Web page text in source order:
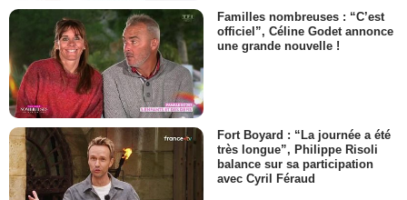
Familles nombreuses : “C’est
officiel”, Céline Godet annonce
une grande nouvelle !
Fort Boyard : “La journée a été
très longue”, Philippe Risoli
balance sur sa participation
avec Cyril Féraud